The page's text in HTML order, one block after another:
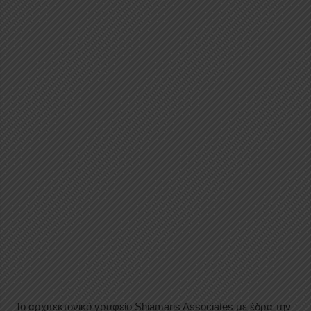
Το αρχιτεκτονικό γραφείο Shiamaris Associates με έδρα την